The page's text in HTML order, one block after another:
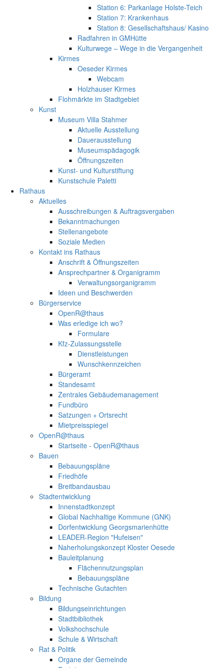
Station 6: Parkanlage Holste-Teich
Station 7: Krankenhaus
Station 8: Gesellschaftshaus/ Kasino
Radfahren in GMHütte
Kulturwege – Wege in die Vergangenheit
Kirmes
Oeseder Kirmes
Webcam
Holzhauser Kirmes
Flohmärkte im Stadtgebiet
Kunst
Museum Villa Stahmer
Aktuelle Ausstellung
Dauerausstellung
Museumspädagogik
Öffnungszeiten
Kunst- und Kulturstiftung
Kunstschule Paletti
Rathaus
Aktuelles
Ausschreibungen & Auftragsvergaben
Bekanntmachungen
Stellenangebote
Soziale Medien
Kontakt ins Rathaus
Anschrift & Öffnungszeiten
Ansprechpartner & Organigramm
Verwaltungsorganigramm
Ideen und Beschwerden
Bürgerservice
OpenR@thaus
Was erledige ich wo?
Formulare
Kfz-Zulassungsstelle
Dienstleistungen
Wunschkennzeichen
Bürgeramt
Standesamt
Zentrales Gebäudemanagement
Fundbüro
Satzungen + Ortsrecht
Mietpreisspiegel
OpenR@thaus
Startseite - OpenR@thaus
Bauen
Bebauungspläne
Friedhöfe
Breitbandausbau
Stadtentwicklung
Innenstadtkonzept
Global Nachhaltige Kommune (GNK)
Dorfentwicklung Georgsmarienhütte
LEADER-Region "Hufeisen"
Naherholungskonzept Kloster Oesede
Bauleitplanung
Flächennutzungsplan
Bebauungspläne
Technische Gutachten
Bildung
Bildungseinrichtungen
Stadtbibliothek
Volkshochschule
Schule & Wirtschaft
Rat & Politik
Organe der Gemeinde